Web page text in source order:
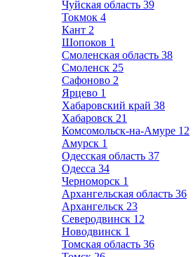
Чуйская область 39
Токмок 4
Кант 2
Шопоков 1
Смоленская область 38
Смоленск 25
Сафоново 2
Ярцево 1
Хабаровский край 38
Хабаровск 21
Комсомольск-на-Амуре 12
Амурск 1
Одесская область 37
Одесса 34
Черноморск 1
Архангельская область 36
Архангельск 23
Северодвинск 12
Новодвинск 1
Томская область 36